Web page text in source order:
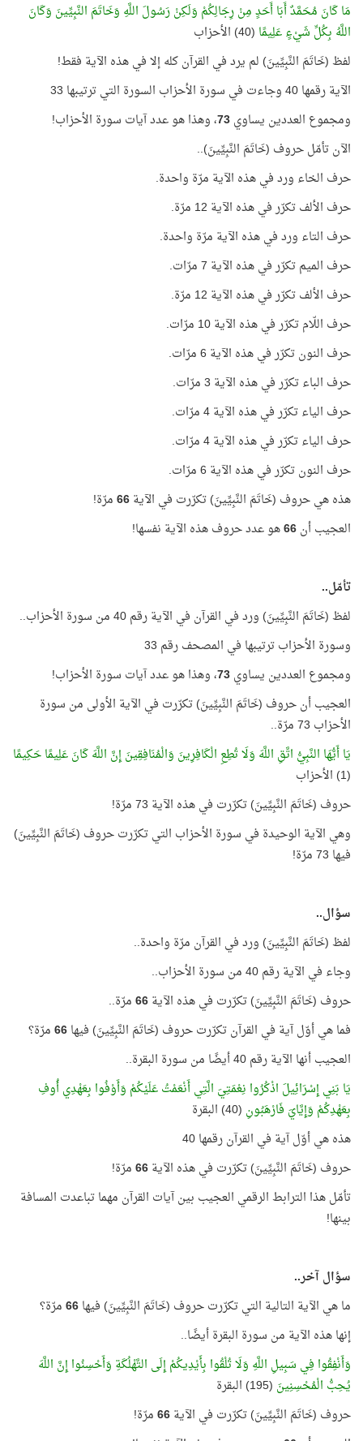
مَا كَانَ مُحَمَّدٌ أَبَا أَحَدٍ مِنْ رِجَالِكُمْ وَلَكِنْ رَسُولَ اللَّهِ وَخَاتَمَ النَّبِيِّينَ وَكَانَ
اللَّهُ بِكُلِّ شَيْءٍ عَلِيمًا (40) الأحزاب
لفظ (خَاتَمَ النَّبِيِّينَ) لم يرد في القرآن كله إلا في هذه الآية فقط!
الآية رقمها 40 وجاءت في سورة الأحزاب السورة التي ترتيبها 33
ومجموع العددين يساوي73، وهذا هو عدد آيات سورة الأحزاب!
الآن تأمّل حروف (خَاتَمَ النَّبِيِّينَ)..
حرف الخاء ورد في هذه الآية مرّة واحدة.
حرف الألف تكرّر في هذه الآية 12 مرّة.
حرف التاء ورد في هذه الآية مرّة واحدة.
حرف الميم تكرّر في هذه الآية 7 مرّات.
حرف الألف تكرّر في هذه الآية 12 مرّة.
حرف اللّام تكرّر في هذه الآية 10 مرّات.
حرف النون تكرّر في هذه الآية 6 مرّات.
حرف الباء تكرّر في هذه الآية 3 مرّات.
حرف الياء تكرّر في هذه الآية 4 مرّات.
حرف الياء تكرّر في هذه الآية 4 مرّات.
حرف النون تكرّر في هذه الآية 6 مرّات.
هذه هي حروف (خَاتَمَ النَّبِيِّينَ) تكرّرت في الآية66مرّة!
العجيب أن66هو عدد حروف هذه الآية نفسها!
تأمّل..
لفظ (خَاتَمَ النَّبِيِّينَ) ورد في القرآن في الآية رقم 40 من سورة الأحزاب..
وسورة الأحزاب ترتيبها في المصحف رقم 33
ومجموع العددين يساوي73، وهذا هو عدد آيات سورة الأحزاب!
العجيب أن حروف (خَاتَمَ النَّبِيِّينَ) تكرّرت في الآية الأولى من سورة
الأحزاب 73 مرّة..
يَا أَيُّهَا النَّبِيُّ اتَّقِ اللَّهَ وَلَا تُطِعِ الْكَافِرِينَ وَالْمُنَافِقِينَ إِنَّ اللَّهَ كَانَ عَلِيمًا حَكِيمًا
(1) الأحزاب
حروف (خَاتَمَ النَّبِيِّينَ) تكرّرت في هذه الآية 73 مرّة!
وهي الآية الوحيدة في سورة الأحزاب التي تكرّرت حروف (خَاتَمَ النَّبِيِّينَ)
فيها 73 مرّة!
سؤال..
لفظ (خَاتَمَ النَّبِيِّينَ) ورد في القرآن مرّة واحدة..
وجاء في الآية رقم 40 من سورة الأحزاب..
حروف (خَاتَمَ النَّبِيِّينَ) تكرّرت في هذه الآية66مرّة..
فما هي أوّل آية في القرآن تكرّرت حروف (خَاتَمَ النَّبِيِّينَ) فيها66مرّة؟
العجيب أنها الآية رقم 40 أيضًا من سورة البقرة..
يَا بَنِي إِسْرَائِيلَ اذْكُرُوا نِعْمَتِيَ الَّتِي أَنْعَمْتُ عَلَيْكُمْ وَأَوْفُوا بِعَهْدِي أُوفِ
بِعَهْدِكُمْ وَإِيَّايَ فَارْهَبُونِ (40) البقرة
هذه هي أوّل آية في القرآن رقمها 40
حروف (خَاتَمَ النَّبِيِّينَ) تكرّرت في هذه الآية66مرّة!
تأمّل هذا الترابط الرقمي العجيب بين آيات القرآن مهما تباعدت المسافة
بينها!
سؤال آخر..
ما هي الآية التالية التي تكرّرت حروف (خَاتَمَ النَّبِيِّينَ) فيها66مرّة؟
إنها هذه الآية من سورة البقرة أيضًا..
وَأَنْفِقُوا فِي سَبِيلِ اللَّهِ وَلَا تُلْقُوا بِأَيْدِيكُمْ إِلَى التَّهْلُكَةِ وَأَحْسِنُوا إِنَّ اللَّهَ
يُحِبُّ الْمُحْسِنِينَ (195) البقرة
حروف (خَاتَمَ النَّبِيِّينَ) تكرّرت في الآية66مرّة!